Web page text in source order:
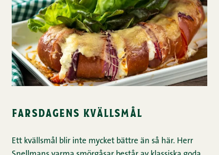
farsdagens kvällsmål
Ett kvällsmål blir inte mycket bättre än så här. Herr